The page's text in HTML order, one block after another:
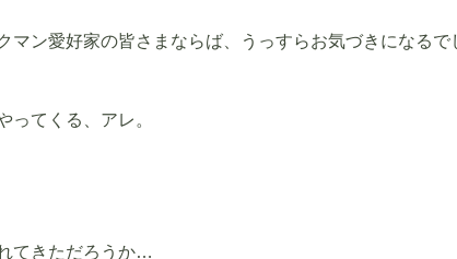
マン愛好家の皆さまならば、うっすらお気づきになるで
ってくる、アレ。
てきただろうか…